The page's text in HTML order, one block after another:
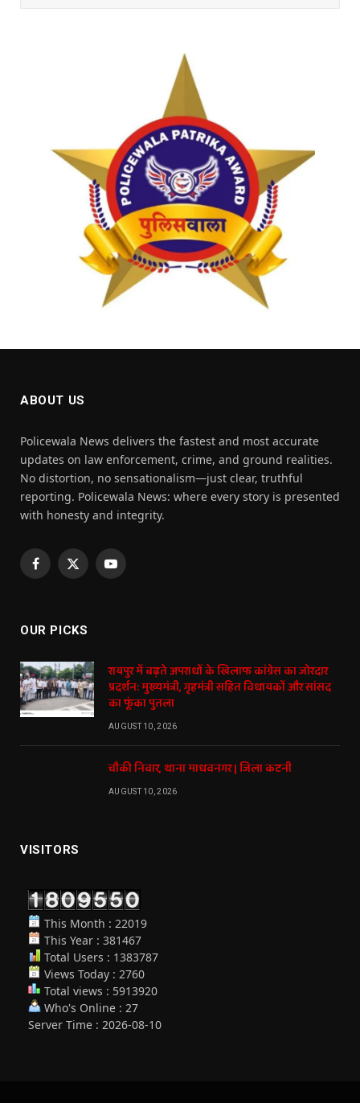
ABOUT US
Policewala News delivers the fastest and most accurate
updates on law enforcement, crime, and ground realities.
No distortion, no sensationalism—just clear, truthful
reporting. Policewala News: where every story is presented
with honesty and integrity.
Facebook
X
YouTube
OUR PICKS
रायपुर में बढ़ते अपराधों के खिलाफ कांग्रेस का जोरदार
प्रदर्शन: मुख्यमंत्री, गृहमंत्री सहित विधायकों और सांसद
का फूंका पुतला
AUGUST 10, 2026
चौकी निवार, थाना माधवनगर | जिला कटनी
AUGUST 10, 2026
VISITORS
This Month : 22019
This Year : 381467
Total Users : 1383787
Views Today : 2760
Total views : 5913920
Who's Online : 27
Server Time : 2026-08-10